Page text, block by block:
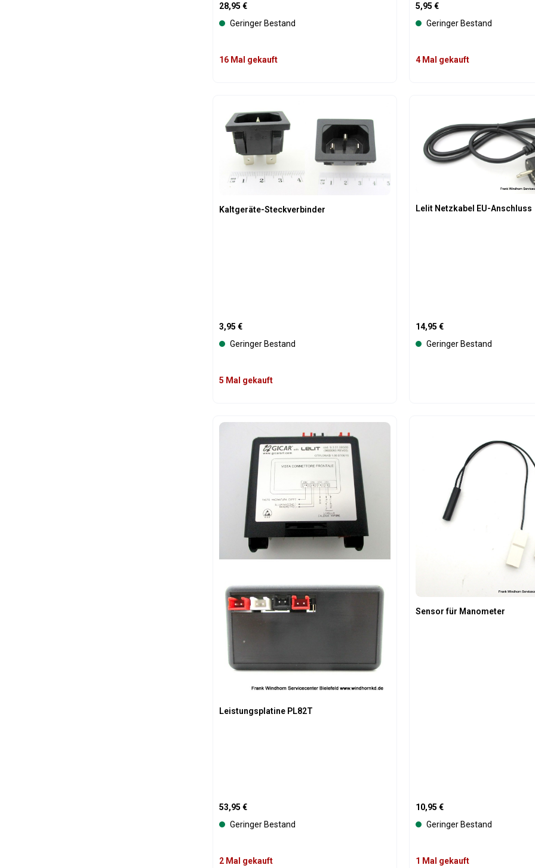
Regulärer Preis:
28,95 €
Geringer Bestand
16 Mal gekauft
Regulärer Preis:
5,95 €
Geringer Bestand
4 Mal gekauft
Kaltgeräte-Steckverbinder
Regulärer Preis:
3,95 €
Geringer Bestand
5 Mal gekauft
Produkt Anzahl: Gib den gewünschten Wert
Lelit Netzkabel EU-Anschluss
Regulärer Preis:
14,95 €
Geringer Bestand
Leistungsplatine PL82T
Regulärer Preis:
53,95 €
Geringer Bestand
2 Mal gekauft
Sensor für Manometer
Regulärer Preis:
10,95 €
Geringer Bestand
1 Mal gekauft